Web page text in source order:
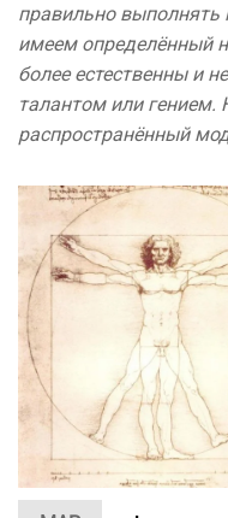
правильно выполнять
имеем определённый
более естественны и
талантом или гением.
распространённый